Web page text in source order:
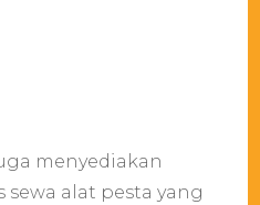
menyediakan
sewa alat pesta yang